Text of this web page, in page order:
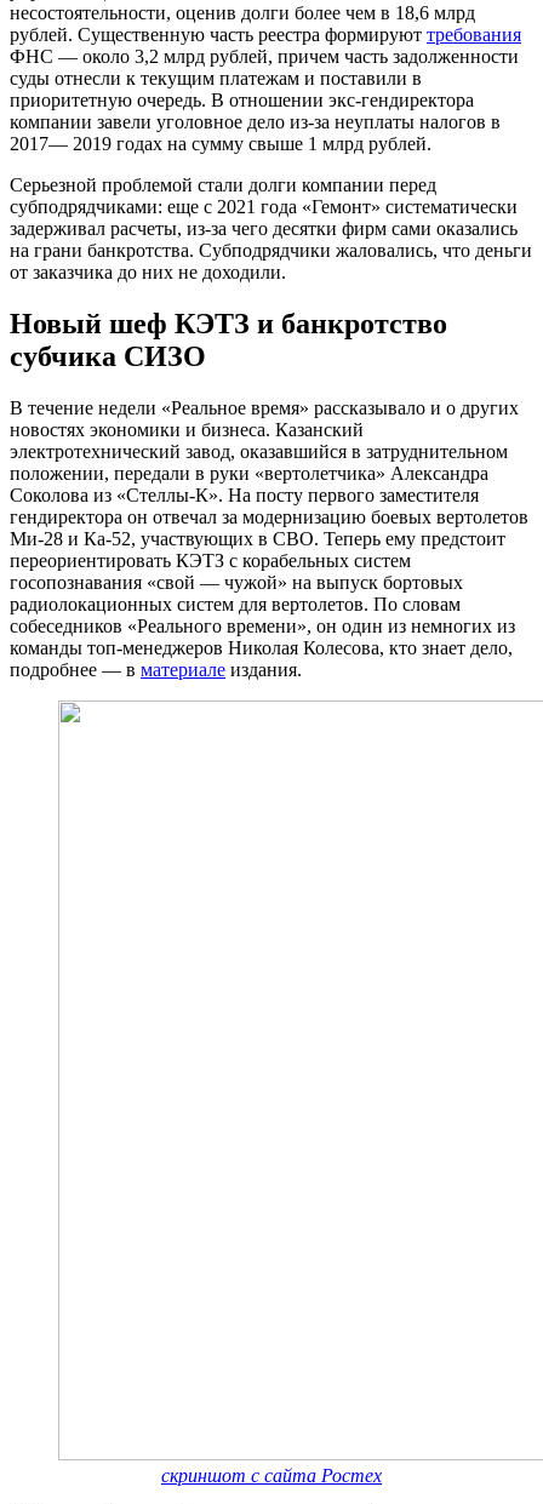
несостоятельности, оценив долги более чем в 18,6 млрд
рублей. Существенную часть реестра формируют требования
ФНС — около 3,2 млрд рублей, причем часть задолженности
суды отнесли к текущим платежам и поставили в
приоритетную очередь. В отношении экс‑гендиректора
компании завели уголовное дело из‑за неуплаты налогов в
2017— 2019 годах на сумму свыше 1 млрд рублей.
Серьезной проблемой стали долги компании перед
субподрядчиками: еще с 2021 года «Гемонт» систематически
задерживал расчеты, из‑за чего десятки фирм сами оказались
на грани банкротства. Субподрядчики жаловались, что деньги
от заказчика до них не доходили.
Новый шеф КЭТЗ и банкротство
субчика СИЗО
В течение недели «Реальное время» рассказывало и о других
новостях экономики и бизнеса. Казанский
электротехнический завод, оказавшийся в затруднительном
положении, передали в руки «вертолетчика» Александра
Соколова из «Стеллы-К». На посту первого заместителя
гендиректора он отвечал за модернизацию боевых вертолетов
Ми-28 и Ка-52, участвующих в СВО. Теперь ему предстоит
переориентировать КЭТЗ с корабельных систем
госопознавания «свой — чужой» на выпуск бортовых
радиолокационных систем для вертолетов. По словам
собеседников «Реального времени», он один из немногих из
команды топ-менеджеров Николая Колесова, кто знает дело,
подробнее — в материале издания.
скриншот с сайта Ростех